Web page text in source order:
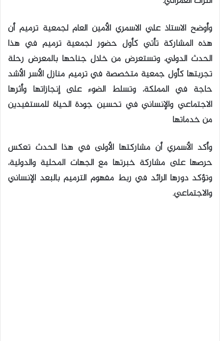
وأوضح الاستاذ علي الاسمري الأمين العام لجمعية ترميم أن
هذه المشاركة تأتي كأول حضور لجمعية ترميم في هذا
الحدث الدولي، وتستعرض من خلال جناحها بالمعرض رحلة
تجربتها كأول جمعية متخصصة في ترميم منازل الأسر الأشد
حاجة في المملكة، وتسلط الضوء على إنجازاتها وأثرها
الاجتماعي والإنساني في تحسين جودة الحياة للمستفيدين
من خدماتها
وأكد الأسمري أن مشاركتها الأولى في هذا الحدث تعكس
حرصها على مشاركة خبرتها مع الجهات المحلية والدولية،
وتؤكد دورها الرائد في ربط مفهوم الترميم بالبعد الإنساني
والاجتماعي.